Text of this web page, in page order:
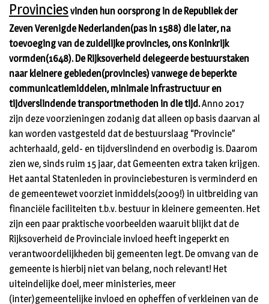
Provinciesvinden hun oorsprong in de Republiek der
Zeven Verenigde Nederlanden(pas in 1588) die later, na
toevoeging van de zuidelijke provincies, ons Koninkrijk
vormden(1648). De Rijksoverheid delegeerde bestuurstaken
naar kleinere gebieden(provincies) vanwege de beperkte
communicatiemiddelen, minimale infrastructuur en
tijdverslindende transportmethoden in die tijd.Anno 2017
zijn deze voorzieningen zodanig dat alleen op basis daarvan al
kan worden vastgesteld dat de bestuurslaag “Provincie”
achterhaald, geld- en tijdverslindend en overbodig is. Daarom
zien we, sinds ruim 15 jaar, dat Gemeenten extra taken krijgen.
Het aantal Statenleden in provinciebesturen is verminderd en
de gemeentewet voorziet inmiddels(2009!) in uitbreiding van
financiële faciliteiten t.b.v. bestuur in kleinere gemeenten. Het
zijn een paar praktische voorbeelden waaruit blijkt dat de
Rijksoverheid de Provinciale invloed heeft ingeperkt en
verantwoordelijkheden bij gemeenten legt. De omvang van de
gemeente is hierbij niet van belang, noch relevant! Het
uiteindelijke doel, meer ministeries, meer
(inter)gemeentelijke invloed en opheffen of verkleinen van de